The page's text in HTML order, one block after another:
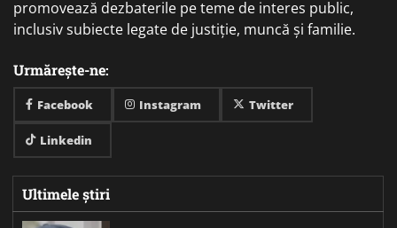
promovează dezbaterile pe teme de interes public,
inclusiv subiecte legate de justiție, muncă și familie.
Urmărește-ne:
Facebook Instagram Twitter
Linkedin
Ultimele știri